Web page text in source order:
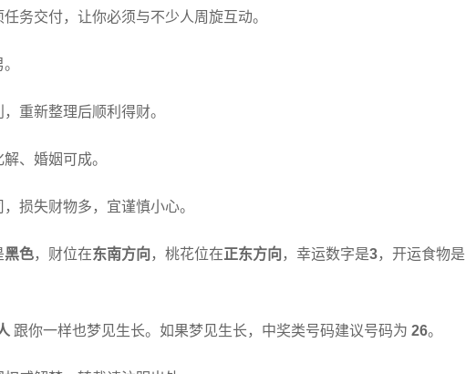
务交付，让你必须与不少人周旋互动。
重新整理后顺利得财。
、婚姻可成。
损失财物多，宜谨慎小心。
黑色，财位在东南方向 ，桃花位在正东方向 ，幸运数字是3，开运食物是
跟你一样也梦见生长。如果梦见生长，中奖类号码建议号码为 26。